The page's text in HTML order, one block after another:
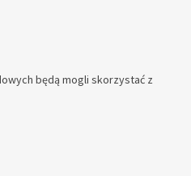
będą mogli skorzystać z